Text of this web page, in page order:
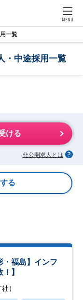
MENU
一覧
・中途採用一覧
ける
非公開求人とは
る
・福島】インフ
】
）